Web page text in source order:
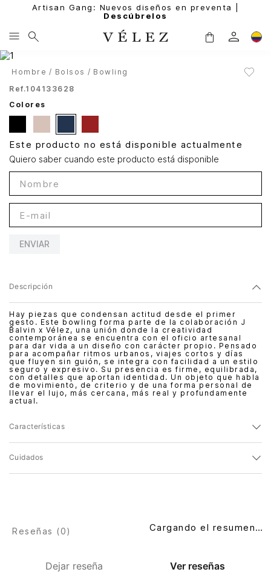
Artisan Gang: Nuevos diseños en preventa |
Descúbrelos
Hombre Bolsos
Bowling
Ref.104133628
Colores
Este producto no está disponible actualmente
Quiero saber cuando este producto está disponible
ENVIAR
Descripción
Hay piezas que condensan actitud desde el primer
gesto. Este bowling forma parte de la colaboración J
Balvin x Vélez, una unión donde la creatividad
contemporánea se encuentra con el oficio artesanal
para dar vida a un diseño con carácter propio. Pensado
para acompañar ritmos urbanos, viajes cortos y días
que fluyen sin guión, se integra con facilidad a un estilo
seguro y expresivo. Su presencia es firme, equilibrada,
con detalles que aportan identidad. Un objeto que habla
de movimiento, de criterio y de una forma personal de
llevar el lujo, más cercana, más real y profundamente
actual.
Características
Cuidados
Dejar reseña Ver reseñas
Reseñas (0) Cargando el resumen…